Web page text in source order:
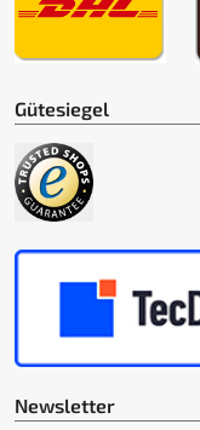
Gütesiegel
Newsletter